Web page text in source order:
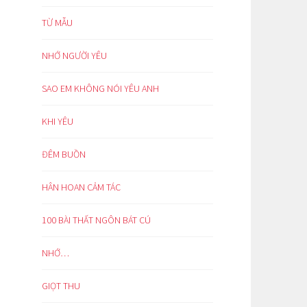
TỪ MẪU
NHỚ NGƯỜI YÊU
SAO EM KHÔNG NÓI YÊU ANH
KHI YÊU
ĐÊM BUỒN
HÂN HOAN CẢM TÁC
100 BÀI THẤT NGÔN BÁT CÚ
NHỚ…
GIỌT THU